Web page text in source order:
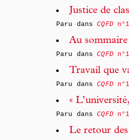
Justice de
Paru dansCQFD
Au
Paru dansCQFD
Travail que
Paru dansCQFD
«
Paru dansCQFD
Le retour